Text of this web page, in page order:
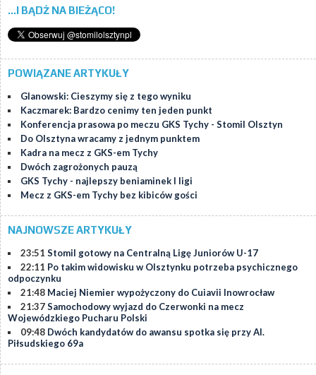
...I BĄDŹ NA BIEŻĄCO!
POWIĄZANE ARTYKUŁY
Glanowski: Cieszymy się z tego wyniku
Kaczmarek: Bardzo cenimy ten jeden punkt
Konferencja prasowa po meczu GKS Tychy - Stomil Olsztyn
Do Olsztyna wracamy z jednym punktem
Kadra na mecz z GKS-em Tychy
Dwóch zagrożonych pauzą
GKS Tychy - najlepszy beniaminek I ligi
Mecz z GKS-em Tychy bez kibiców gości
NAJNOWSZE ARTYKUŁY
23:51 Stomil gotowy na Centralną Ligę Juniorów U-17
22:11 Po takim widowisku w Olsztynku potrzeba psychicznego
odpoczynku
21:48 Maciej Niemier wypożyczony do Cuiavii Inowrocław
21:37Samochodowy wyjazd do Czerwonki na mecz
Wojewódzkiego Pucharu Polski
09:48 Dwóch kandydatów do awansu spotka się przy Al.
Piłsudskiego 69a